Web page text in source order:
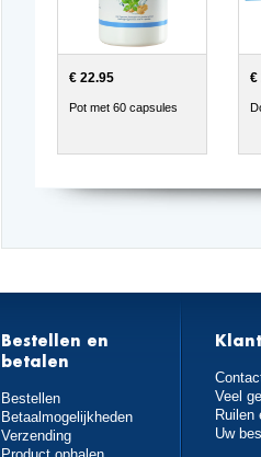
€ 22.95
Pot met 60 capsules
€
Bestellen en
betalen
Bestellen
Betaalmogelijkheden
Verzending
Veel
Ruilen
Uw